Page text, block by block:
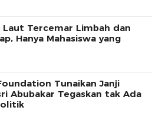
Laut Tercemar Limbah dan
Hanya Mahasiswa yang
Tunaikan Janji
Abubakar Tegaskan tak Ada